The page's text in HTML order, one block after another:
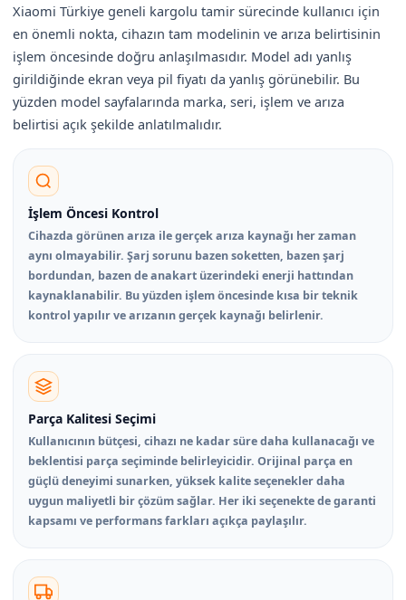
Xiaomi Türkiye geneli kargolu tamir sürecinde kullanıcı için
en önemli nokta, cihazın tam modelinin ve arıza belirtisinin
işlem öncesinde doğru anlaşılmasıdır. Model adı yanlış
girildiğinde ekran veya pil fiyatı da yanlış görünebilir. Bu
yüzden model sayfalarında marka, seri, işlem ve arıza
belirtisi açık şekilde anlatılmalıdır.
İşlem Öncesi Kontrol
Cihazda görünen arıza ile gerçek arıza kaynağı her zaman
aynı olmayabilir. Şarj sorunu bazen soketten, bazen şarj
bordundan, bazen de anakart üzerindeki enerji hattından
kaynaklanabilir. Bu yüzden işlem öncesinde kısa bir teknik
kontrol yapılır ve arızanın gerçek kaynağı belirlenir.
Parça Kalitesi Seçimi
Kullanıcının bütçesi, cihazı ne kadar süre daha kullanacağı ve
beklentisi parça seçiminde belirleyicidir. Orijinal parça en
güçlü deneyimi sunarken, yüksek kalite seçenekler daha
uygun maliyetli bir çözüm sağlar. Her iki seçenekte de garanti
kapsamı ve performans farkları açıkça paylaşılır.